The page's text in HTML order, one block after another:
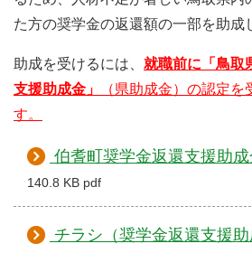
た方の奨学金の返還額の一部を助成
助成を受けるには、 就職前に「鳥取
支援助成金」
（県助成金）の認定を
す。
伯耆町奨学金返還支援助
140.8 KB pdf
チラシ（奨学金返還支援助